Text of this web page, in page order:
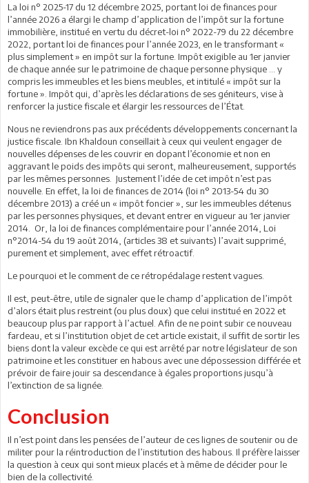
La loi n° 2025-17 du 12 décembre 2025, portant loi de finances pour
l’année 2026 a élargi le champ d’application de l’impôt sur la fortune
immobilière, institué en vertu du décret-loi n° 2022-79 du 22 décembre
2022, portant loi de finances pour l’année 2023, en le transformant «
plus simplement » en impôt sur la fortune. Impôt exigible au 1er janvier
de chaque année sur le patrimoine de chaque personne physique … y
compris les immeubles et les biens meubles, et intitulé « impôt sur la
fortune ». Impôt qui, d’après les déclarations de ses géniteurs, vise à
renforcer la justice fiscale et élargir les ressources de l’État.
Nous ne reviendrons pas aux précédents développements concernant la
justice fiscale. Ibn Khaldoun conseillait à ceux qui veulent engager de
nouvelles dépenses de les couvrir en dopant l’économie et non en
aggravant le poids des impôts qui seront, malheureusement, supportés
par les mêmes personnes. Justement l’idée de cet impôt n’est pas
nouvelle. En effet, la loi de finances de 2014 (loi n° 2013-54 du 30
décembre 2013) a créé un « impôt foncier », sur les immeubles détenus
par les personnes physiques, et devant entrer en vigueur au 1er janvier
2014. Or, la loi de finances complémentaire pour l’année 2014, Loi
n°2014-54 du 19 août 2014, (articles 38 et suivants) l’avait supprimé,
purement et simplement, avec effet rétroactif.
Le pourquoi et le comment de ce rétropédalage restent vagues.
Il est, peut-être, utile de signaler que le champ d’application de l’impôt
d’alors était plus restreint (ou plus doux) que celui institué en 2022 et
beaucoup plus par rapport à l’actuel. Afin de ne point subir ce nouveau
fardeau, et si l’institution objet de cet article existait, il suffit de sortir les
biens dont la valeur excède ce qui est arrêté par notre législateur de son
patrimoine et les constituer en habous avec une dépossession différée et
prévoir de faire jouir sa descendance à égales proportions jusqu’à
l’extinction de sa lignée.
Conclusion
Il n’est point dans les pensées de l’auteur de ces lignes de soutenir ou de
militer pour la réintroduction de l’institution des habous. Il préfère laisser
la question à ceux qui sont mieux placés et à même de décider pour le
bien de la collectivité.